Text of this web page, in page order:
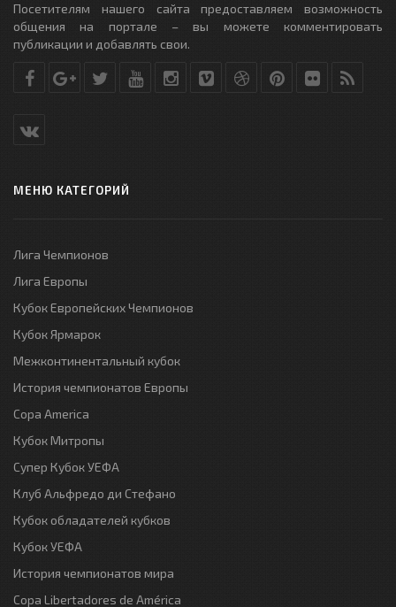
Посетителям нашего сайта предоставляем возможность
общения на портале – вы можете комментировать
публикации и добавлять свои.
МЕНЮ КАТЕГОРИЙ
Лига Чемпионов
Лига Европы
Кубок Европейских Чемпионов
Кубок Ярмарок
Межконтинентальный кубок
История чемпионатов Европы
Copa America
Кубок Митропы
Супер Кубок УЕФА
Клуб Альфредо ди Стефано
Кубок обладателей кубков
Кубок УЕФА
История чемпионатов мира
Copa Libertadores de América